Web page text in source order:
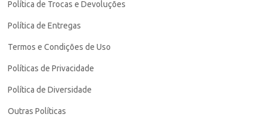
Política de Trocas e Devoluções
Política de Entregas
Termos e Condições de Uso
Políticas de Privacidade
Política de Diversidade
Outras Políticas